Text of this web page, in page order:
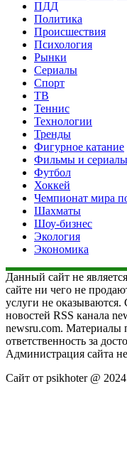
ПДД
Политика
Происшествия
Психология
Рынки
Сериалы
Спорт
ТВ
Теннис
Технологии
Тренды
Фигурное катание
Фильмы и сериалы
Футбол
Хоккей
Чемпионат мира
Шахматы
Шоу-бизнес
Экология
Экономика
Данный сайт не
сайте ни чего не
услуги не оказываются.
новостей RSS канала
newsru.com. Материалы
ответственность за
Администрация сайта
Сайт от psikhoter @ 2024